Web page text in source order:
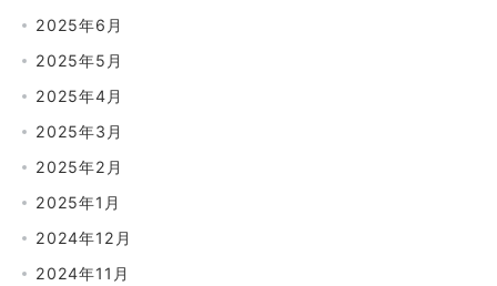
2025年6月
2025年5月
2025年4月
2025年3月
2025年2月
2025年1月
2024年12月
2024年11月